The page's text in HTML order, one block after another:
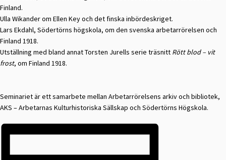
Finland.
Ulla Wikander om Ellen Key och det finska inbördeskriget.
Lars Ekdahl, Södertörns högskola, om den svenska arbetarrörelsen och
Finland 1918.
Utställning med bland annat Torsten Jurells serie träsnitt Rött blod – vit
frost, om Finland 1918.
Seminariet är ett samarbete mellan Arbetarrörelsens arkiv och bibliotek,
AKS – Arbetarnas Kulturhistoriska Sällskap och Södertörns Högskola.